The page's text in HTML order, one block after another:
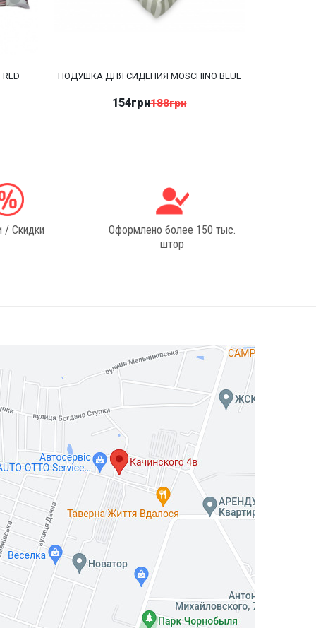
ПОДУШКА ДЛЯ СИДЕНИЯ MOSCHINO BLUE
154грн188грн
/ Скидки
Оформлено более 150 тыс.
штор